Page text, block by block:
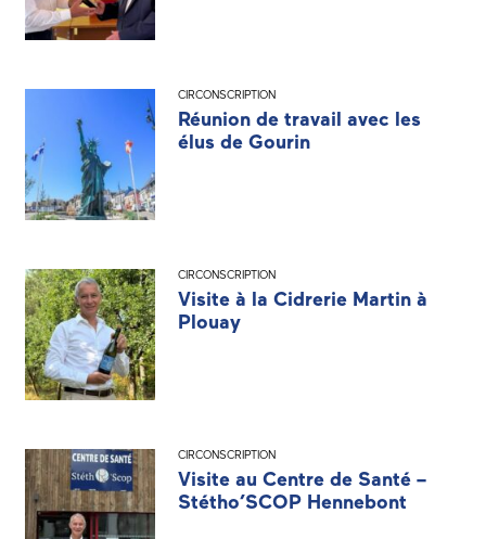
CIRCONSCRIPTION
Réunion de travail avec les
élus de Gourin
CIRCONSCRIPTION
Visite à la Cidrerie Martin à
Plouay
CIRCONSCRIPTION
Visite au Centre de Santé –
Stétho’SCOP Hennebont